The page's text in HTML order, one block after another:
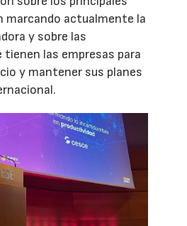
marcando actualmente la
y sobre las
las empresas para
y mantener sus planes